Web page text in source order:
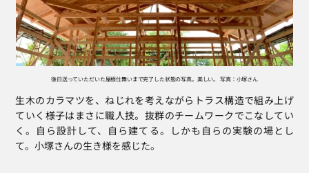
後日送っていただいた屋根仕舞いまで完了した状態の写真。美しい。 写真：小塚さん
生木のカラマツを、ねじれを考えながらトラス構造で組み上げ
ていく様子はまさに職人技。抜群のチームワークでこなしてい
く。自ら設計して、自ら建てる。しかも自らの実験の場とし
て。小塚さんの生き様を感じた。